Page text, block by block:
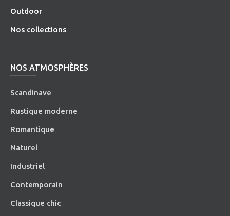
Outdoor
Nos collections
NOS ATMOSPHÈRES
Scandinave
Rustique moderne
Romantique
Naturel
Industriel
Contemporain
Classique chic